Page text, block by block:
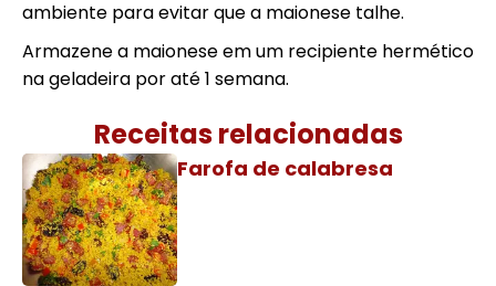
ambiente para evitar que a maionese talhe.
Armazene a maionese em um recipiente hermético
na geladeira por até 1 semana.
Receitas relacionadas
Farofa de calabresa